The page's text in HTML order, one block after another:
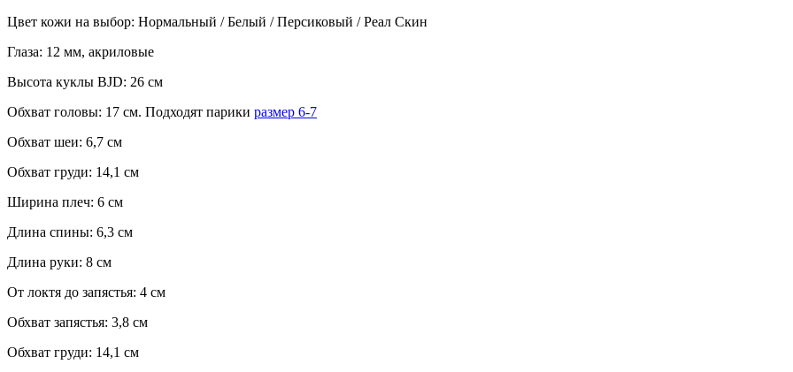
Цвет кожи на выбор: Нормальный / Белый / Персиковый / Реал Скин
Глаза: 12 мм, акриловые
Высота куклы BJD: 26 см
Обхват головы: 17 см. Подходят парики размер 6-7
Обхват шеи: 6,7 см
Обхват груди: 14,1 см
Ширина плеч: 6 см
Длина спины: 6,3 см
Длина руки: 8 см
От локтя до запястья: 4 см
Обхват запястья: 3,8 см
Обхват груди: 14,1 см